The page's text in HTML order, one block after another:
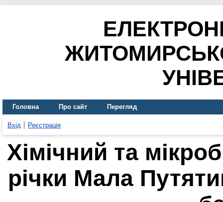
Головна Про сайт Перегляд
Вхід Реєстрація
Хімічний та
річки Мала